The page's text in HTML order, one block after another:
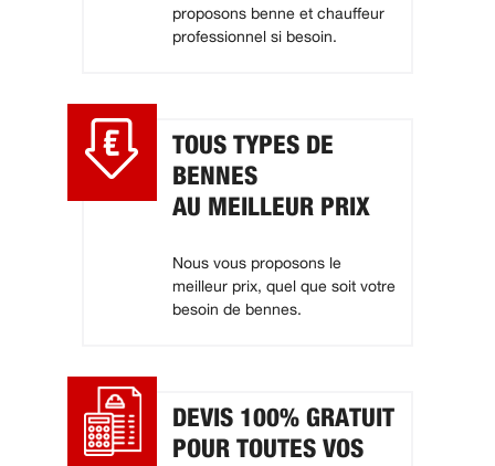
proposons benne et chauffeur
professionnel si besoin.
TOUS TYPES DE
BENNES
AU MEILLEUR PRIX
Nous vous proposons le
meilleur prix, quel que soit votre
besoin de bennes.
DEVIS 100% GRATUIT
POUR TOUTES VOS